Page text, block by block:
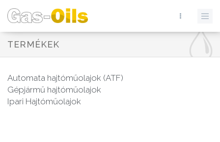
TERMÉKEK
Automata hajtóműolajok (ATF)
Gépjármű hajtóműolajok
Ipari Hajtóműolajok